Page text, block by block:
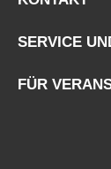
SERVICE
FÜR